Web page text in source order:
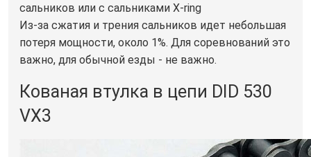
сальников или с сальниками X-ring
Из-за сжатия и трения сальников идет небольшая
потеря мощности, около 1%. Для соревнований это
важно, для обычной езды - не важно.
Кованая втулка в цепи DID 530
VX3